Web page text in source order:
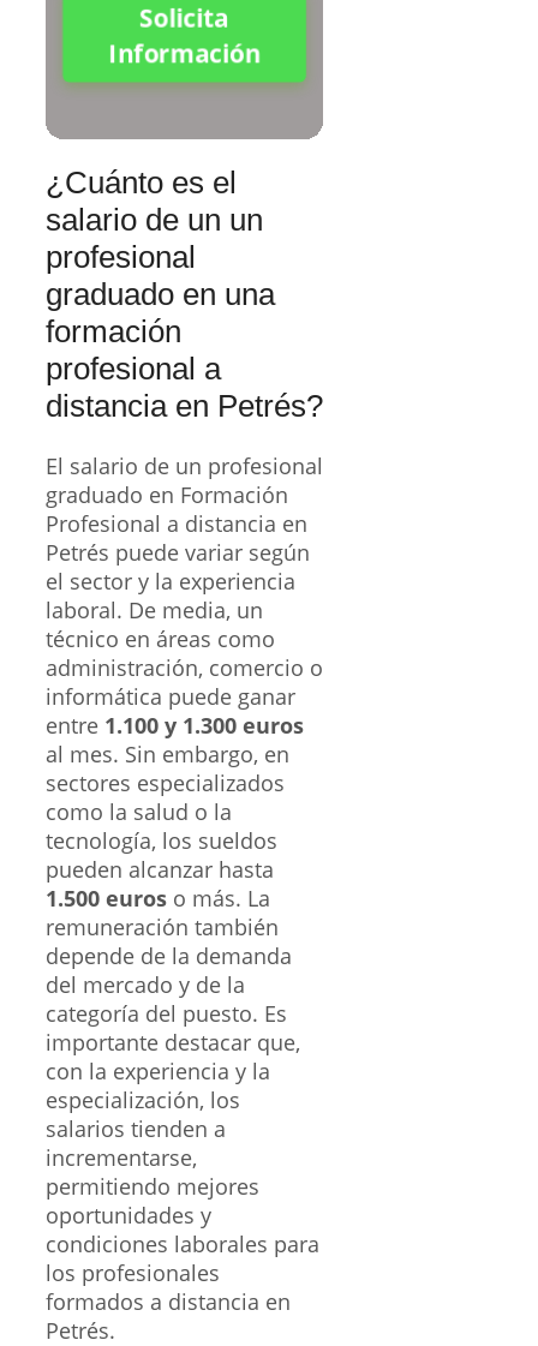
Solicita
Información
¿Cuánto es el
salario de un un
profesional
graduado en una
formación
profesional a
distancia en Petrés?
El salario de un profesional
graduado en Formación
Profesional a distancia en
Petrés puede variar según
el sector y la experiencia
laboral. De media, un
técnico en áreas como
administración, comercio o
informática puede ganar
entre 1.100 y 1.300 euros
al mes. Sin embargo, en
sectores especializados
como la salud o la
tecnología, los sueldos
pueden alcanzar hasta
1.500 euros o más. La
remuneración también
depende de la demanda
del mercado y de la
categoría del puesto. Es
importante destacar que,
con la experiencia y la
especialización, los
salarios tienden a
incrementarse,
permitiendo mejores
oportunidades y
condiciones laborales para
los profesionales
formados a distancia en
Petrés.